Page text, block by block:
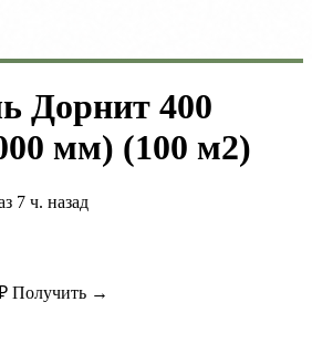
Дорнит 400
мм) (100 м2)
7 ч. назад
Получить →